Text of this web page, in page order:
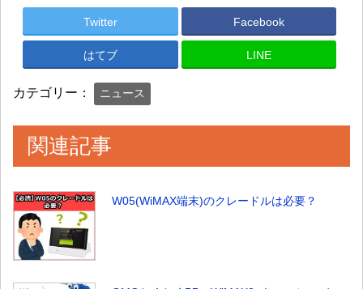
Twitter Facebook
はてブ LINE
カテゴリー： ニュース
関連記事
W05(WiMAX端末)のクレードルは必要？